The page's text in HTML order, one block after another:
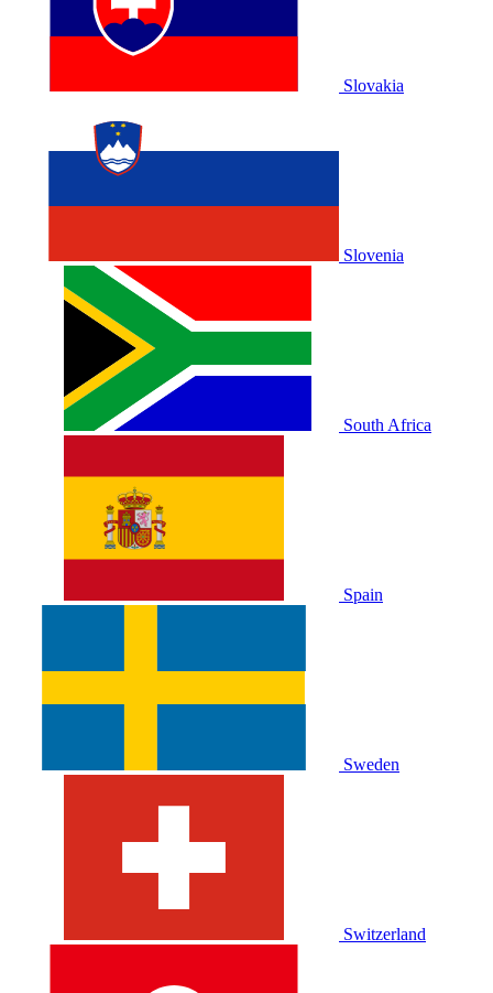
Slovakia
Slovenia
South Africa
Spain
Sweden
Switzerland